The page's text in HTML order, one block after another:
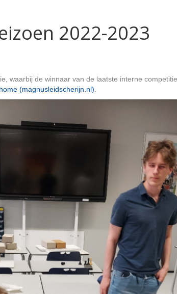
2022-2023
waarbij de winnaar van de laatste interne
(magnusleidscherijn.nl)